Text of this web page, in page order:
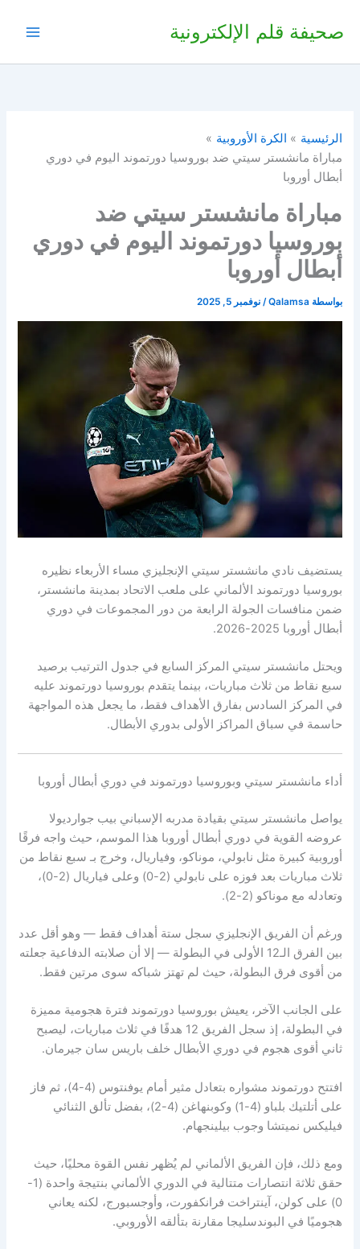
صحيفة قلم الإلكترونية
الرئيسية
الكرة الأوروبية
مباراة مانشستر سيتي ضد بوروسيا دورتموند اليوم في دوري
أبطال أوروبا
مباراة مانشستر سيتي ضد
بوروسيا دورتموند اليوم في دوري
أبطال أوروبا
بواسطة Qalamsa
/نوفمبر 5, 2025
يستضيف نادي مانشستر سيتي الإنجليزي مساء الأربعاء نظيره
بوروسيا دورتموند الألماني على ملعب الاتحاد بمدينة مانشستر،
ضمن منافسات الجولة الرابعة من دور المجموعات في دوري
أبطال أوروبا 2025-2026.
ويحتل مانشستر سيتي المركز السابع في جدول الترتيب برصيد
سبع نقاط من ثلاث مباريات، بينما يتقدم بوروسيا دورتموند عليه
في المركز السادس بفارق الأهداف فقط، ما يجعل هذه المواجهة
حاسمة في سباق المراكز الأولى بدوري الأبطال.
أداء مانشستر سيتي وبوروسيا دورتموند في دوري أبطال أوروبا
يواصل مانشستر سيتي بقيادة مدربه الإسباني بيب جوارديولا
عروضه القوية في دوري أبطال أوروبا هذا الموسم، حيث واجه فرقًا
أوروبية كبيرة مثل نابولي، موناكو، وفياريال، وخرج بـ سبع نقاط من
ثلاث مباريات بعد فوزه على نابولي (2-0) وعلى فياريال (2-0)،
وتعادله مع موناكو (2-2).
ورغم أن الفريق الإنجليزي سجل ستة أهداف فقط — وهو أقل عدد
بين الفرق الـ12 الأولى في البطولة — إلا أن صلابته الدفاعية جعلته
من أقوى فرق البطولة، حيث لم تهتز شباكه سوى مرتين فقط.
على الجانب الآخر، يعيش بوروسيا دورتموند فترة هجومية مميزة
في البطولة، إذ سجل الفريق 12 هدفًا في ثلاث مباريات، ليصبح
ثاني أقوى هجوم في دوري الأبطال خلف باريس سان جيرمان.
افتتح دورتموند مشواره بتعادل مثير أمام يوفنتوس (4-4)، ثم فاز
على أتلتيك بلباو (4-1) وكوبنهاغن (4-2)، بفضل تألق الثنائي
فيليكس نميتشا وجوب بيلينجهام.
ومع ذلك، فإن الفريق الألماني لم يُظهر نفس القوة محليًا، حيث
حقق ثلاثة انتصارات متتالية في الدوري الألماني بنتيجة واحدة (1-
0) على كولن، آينتراخت فرانكفورت، وأوجسبورج، لكنه يعاني
هجوميًا في البوندسليجا مقارنة بتألقه الأوروبي.